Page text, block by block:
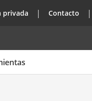
privada Contacto